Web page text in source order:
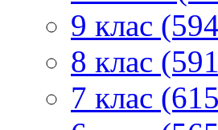
9 клас
8 клас
7 клас